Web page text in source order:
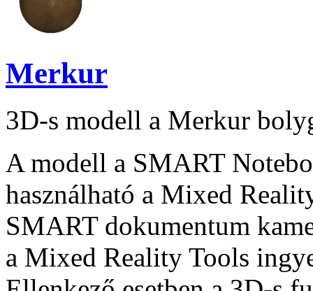
Merkur
3D-s modell a Merkur
A modell a SMART
használható a Mixed
SMART dokumentum
a Mixed Reality Tools